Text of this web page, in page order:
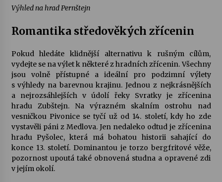
Výhled na hrad Pernštejn
Romantika středověkých zřícenin
Pokud hledáte klidnější alternativu k rušným cílům,
vydejte se na výlet k některé z hradních zřícenin. Všechny
jsou volně přístupné a ideální pro podzimní výlety
s výhledy na barevnou krajinu. Jednou z nejkrásnějších
a nejrozsáhlejších v údolí řeky Svratky je zřícenina
hradu Zubštejn. Na výrazném skalním ostrohu nad
vesničkou Pivonice se tyčí už od 14. století, kdy ho zde
vystavěli páni z Medlova. Jen nedaleko odtud je zřícenina
hradu Pyšolec, která má bohatou historii sahající do
konce 13. století. Dominantou je torzo bergfritové věže,
pozornost upoutá také obnovená studna a opravené zdi
v jejím okolí.